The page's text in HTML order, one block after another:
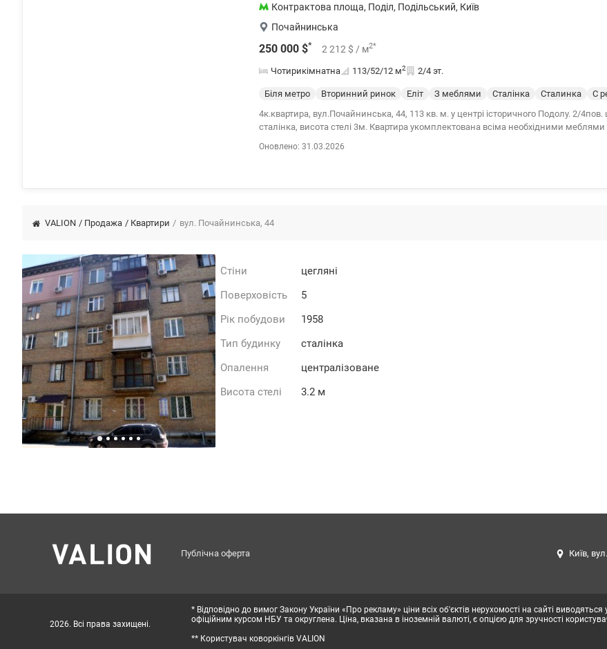
Контрактова площа, Поділ, Подільський, Київ
Почайнинська
250 000 $* 2 212 $ / м2*
Чотирикімнатна 113/52/12 м2 2/4 эт.
Біля метро Вторинний ринок Еліт З меблями Сталінка Сталинка
С
4к.квартира, вул.Почайнинська, 44, 113 кв. м. у центрі історичного Подолу. 2/4пов.
сталінка, висота стелі 3м. Квартира укомплектована всіма необхідними меблями
Оновлено: 31.03.2026
VALION / Продажа / Квартири / вул. Почайнинська, 44
Стіни
цегляні
Поверховість
5
Рік побудови
1958
Тип будинку
сталінка
Опалення
централізоване
Висота стелі
3.2 м
Публічна оферта Київ,
2026. Всі права захищені.
* Відповідно до вимог Закону України «Про рекламу» ціни всіх об'єктів нерухомості на сайті
офіційним курсом НБУ та округлена. Ціна, вказана в іноземній валюті, є опцією для зручності
** Користувач коворкінгів VALION